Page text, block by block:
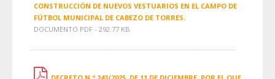
CONSTRUCCIÓN DE NUEVOS VESTUARIOS EN EL CAMPO DE
FÚTBOL MUNICIPAL DE CABEZO DE TORRES.
DOCUMENTO PDF - 292.77 KB